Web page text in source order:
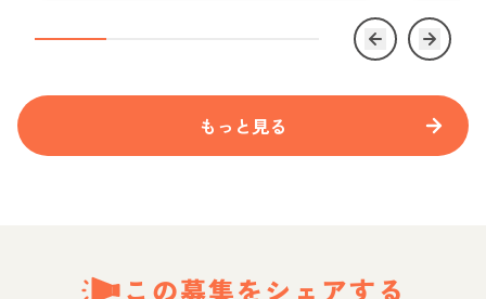
もっと見る
この募集をシェアする